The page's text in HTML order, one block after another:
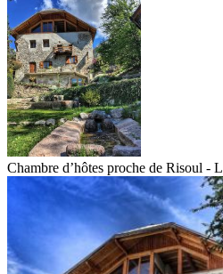
Chambre d’hôtes proche de Risoul -